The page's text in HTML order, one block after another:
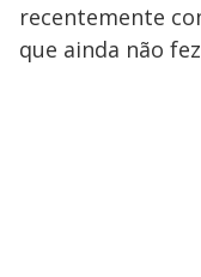
recentemente
que ainda não